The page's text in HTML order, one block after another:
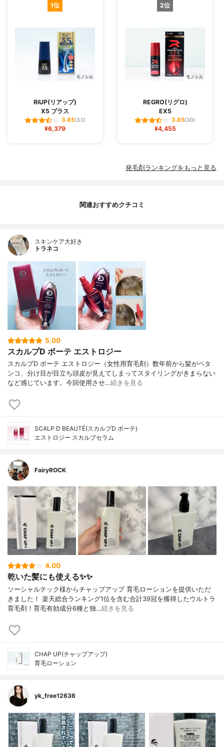
1位
RiUP(リアップ)
X5 プラス
3.85(33)
¥6,379
2位
REGRO(リグロ)
EX5
3.85(30)
¥4,455
発毛剤ランキングをもっと見る
関連おすすめクチコミ
スキンケア大好き
トラネコ
5.00
スカルプD ボーテ エストロジー
スカルプD ボーテ エストロジー（女性用育毛剤）数年前から髪がペタ
ンコ、分け目が目立ち頭皮が見えてしまってスタイリングがきまらない
など感じています。今回使用させ…続きを見る
SCALP D BEAUTÉ(スカルプD ボーテ)
エストロジー スカルプセラム
FairyROCK
4.00
乾いた髪にも使える✨✨
ソーシャルテック様からチャップアップ 育毛ローションを提供いただ
きました！ 楽天総合ランキング1位を含む合計39冠を獲得したウルトラ
育毛剤！育毛有効成分6種と独…続きを見る
CHAP UP(チャップアップ)
育毛ローション
yk_free12636